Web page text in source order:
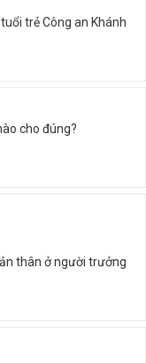
trẻ Công an Khánh
cho đúng?
thân ở người trưởng